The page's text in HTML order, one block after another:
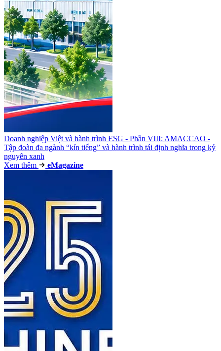
Doanh nghiệp Việt và hành trình ESG - Phần VIII: AMACCAO -
Tập đoàn đa ngành “kín tiếng” và hành trình tái định nghĩa trong kỷ
nguyên xanh
Xem thêm
eMagazine